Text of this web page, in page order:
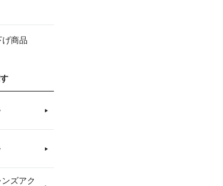
げ商品
ズアク